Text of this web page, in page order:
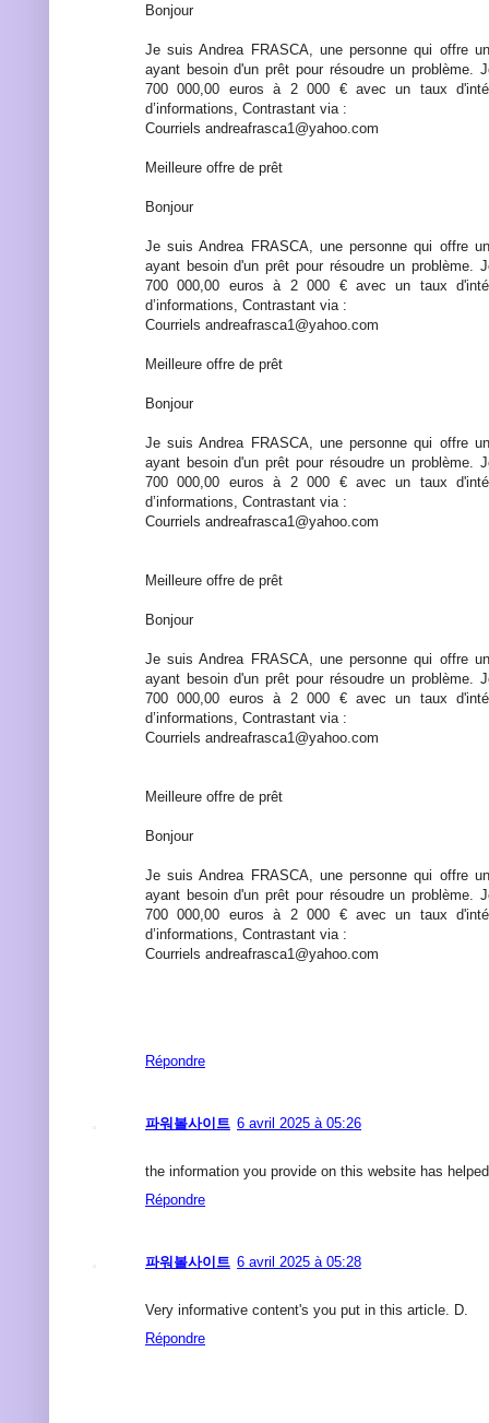
Bonjour
Je suis Andrea FRASCA, une personne qui offre
ayant besoin d'un prêt pour résoudre un problème.
700 000,00 euros à 2 000 € avec un taux
d’informations, Contrastant via :
Courriels andreafrasca1@yahoo.com
Meilleure offre de prêt
Bonjour
Je suis Andrea FRASCA, une personne qui offre
ayant besoin d'un prêt pour résoudre un problème.
700 000,00 euros à 2 000 € avec un taux
d’informations, Contrastant via :
Courriels andreafrasca1@yahoo.com
Meilleure offre de prêt
Bonjour
Je suis Andrea FRASCA, une personne qui offre
ayant besoin d'un prêt pour résoudre un problème.
700 000,00 euros à 2 000 € avec un taux
d’informations, Contrastant via :
Courriels andreafrasca1@yahoo.com
Meilleure offre de prêt
Bonjour
Je suis Andrea FRASCA, une personne qui offre
ayant besoin d'un prêt pour résoudre un problème.
700 000,00 euros à 2 000 € avec un taux
d’informations, Contrastant via :
Courriels andreafrasca1@yahoo.com
Meilleure offre de prêt
Bonjour
Je suis Andrea FRASCA, une personne qui offre
ayant besoin d'un prêt pour résoudre un problème.
700 000,00 euros à 2 000 € avec un taux
d’informations, Contrastant via :
Courriels andreafrasca1@yahoo.com
Répondre
파워볼사이트 6 avril 2025 à 05:26
the information you provide on this website has
Répondre
파워볼사이트 6 avril 2025 à 05:28
Very informative content's you put in this article. D.
Répondre